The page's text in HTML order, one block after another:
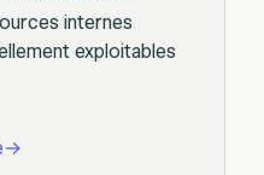
internes
exploitables
→